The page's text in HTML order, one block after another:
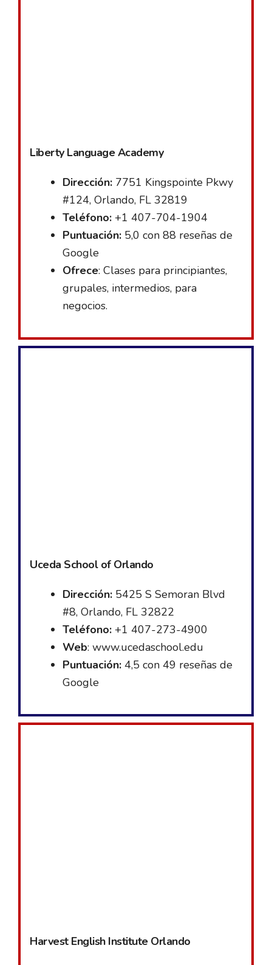
Liberty Language Academy
Dirección: 7751 Kingspointe Pkwy
#124, Orlando, FL 32819
Teléfono: +1 407-704-1904
Puntuación: 5,0 con 88 reseñas de
Google
Ofrece: Clases para principiantes,
grupales, intermedios, para
negocios.
Uceda School of Orlando
Dirección: 5425 S Semoran Blvd
#8, Orlando, FL 32822
Teléfono: +1 407-273-4900
Web: www.ucedaschool.edu
Puntuación: 4,5 con 49 reseñas de
Google
Harvest English Institute Orlando